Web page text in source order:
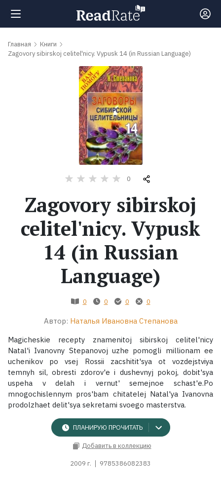
Поиск
обсуждаемые
Авторы
Экранизации
Коллекции
Главная
Книги
Zagovory sibirskoj celitel'nicy. Vypusk 14 (in Russian Language)
0
Zagovory sibirskoj
celitel'nicy. Vypusk
14 (in Russian
Language)
0 0 0 0
Автор: Наталья Ивановна Степанова
Magicheskie recepty znamenitoj sibirskoj celitel'nicy
Natal'i Ivanovny Stepanovoj uzhe pomogli millionam ee
uchenikov po vsej Rossii zacshitit'sya ot vozdejstviya
temnyh sil, obresti zdorov'e i dushevnyj pokoj, dobit'sya
uspeha v delah i vernut' semejnoe schast'e.Po
mnogochislennym pros'bam chitatelej Natal'ya Ivanovna
prodolzhaet delit'sya sekretami svoego masterstva.
ПЛАНИРУЮ ПРОЧИТАТЬ
Добавить в коллекцию
2009 г. 9785386082383